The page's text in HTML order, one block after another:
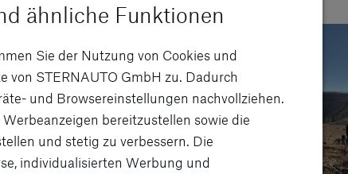
ähnliche Funktionen
Sie der Nutzung von Cookies und
von STERNAUTO GmbH zu. Dadurch
und Browsereinstellungen nachvollziehen.
bereitzustellen sowie die
und stetig zu verbessern. Die
individualisierten Werbung und